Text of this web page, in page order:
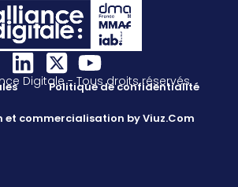
Digitale - Tous droits réservés
Politique de confidentialité
commercialisation by Viuz.Com